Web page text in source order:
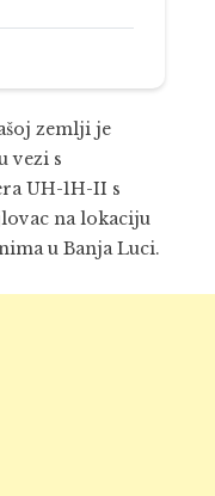
zemlji je
vezi s
UH-1H-II s
na lokaciju
u Banja Luci.